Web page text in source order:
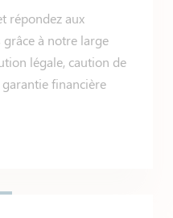
répondez aux
à notre large
légale, caution de
financière